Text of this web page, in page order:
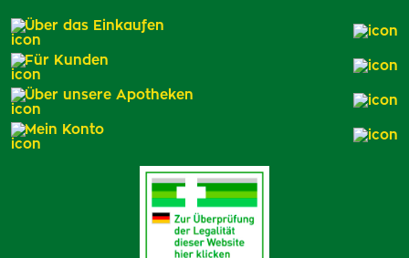
Über das Einkaufen
Für Kunden
Über unsere Apotheken
Mein Konto